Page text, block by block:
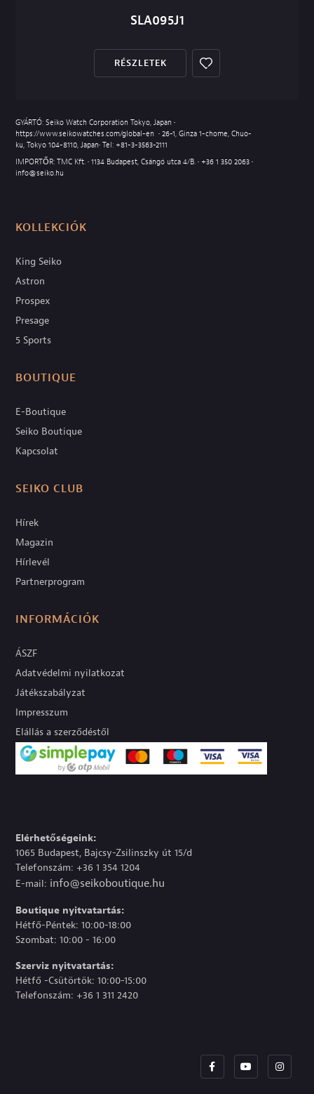
SLA095J1
RÉSZLETEK
GYÁRTÓ: Seiko Watch Corporation Tokyo, Japan •
https://www.seikowatches.com/global-en • 26-1, Ginza 1-chome, Chuo-
ku, Tokyo 104-8110, Japan• Tel: +81-3-3563-2111
IMPORTŐR: TMC Kft. • 1134 Budapest, Csángó utca 4/B. • +36 1 350 2063 •
info@seiko.hu
KOLLEKCIÓK
King Seiko
Astron
Prospex
Presage
5 Sports
BOUTIQUE
E-Boutique
Seiko Boutique
Kapcsolat
SEIKO CLUB
Hírek
Magazin
Hírlevél
Partnerprogram
INFORMÁCIÓK
ÁSZF
Adatvédelmi nyilatkozat
Játékszabályzat
Impresszum
Elállás a szerződéstől
Elérhetőségeink:
1065 Budapest, Bajcsy-Zsilinszky út 15/d
Telefonszám: +36 1 354 1204
E-mail: info@seikoboutique.hu
Boutique nyitvatartás:
Hétfő-Péntek: 10:00-18:00
Szombat: 10:00 - 16:00
Szerviz nyitvatartás:
Hétfő -Csütörtök: 10:00-15:00
Telefonszám: +36 1 311 2420